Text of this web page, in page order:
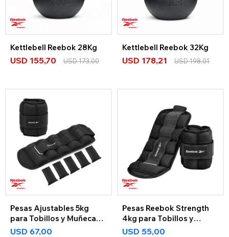
Kettlebell Reebok 28Kg
USD 155,70 USD173,00
Kettlebell Reebok 32Kg
USD 178,21 USD198,01
Pesas Ajustables 5kg
para Tobillos y Muñecas
Reebok Strength
USD 67,00
Pesas Reebok Strength
4kg para Tobillos y
Muñecas
USD 55,00